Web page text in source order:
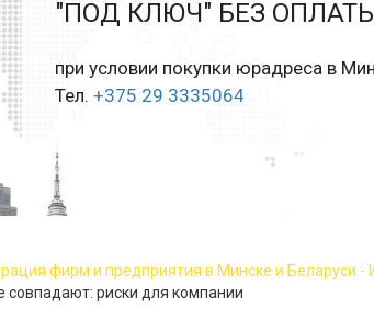
"ПОД КЛЮЧ" БЕЗ
при условии покупки юрадреса в
Тел. +375 29 3335064
фирм и предприятия в Минске и Беларуси
совпадают: риски для компании